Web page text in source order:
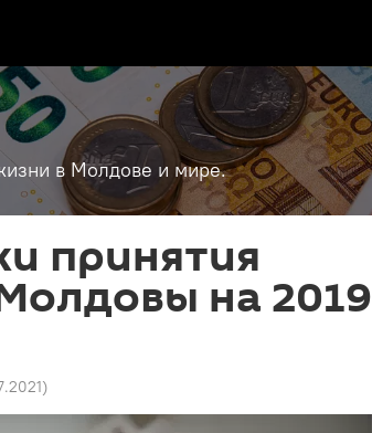
в Молдове и мире.
принятия
на 2019
)